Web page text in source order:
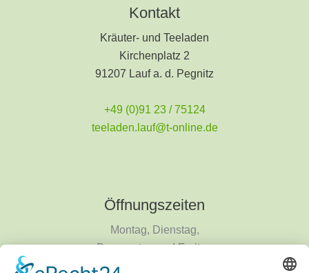
Kontakt
Kräuter- und Teeladen
Kirchenplatz 2
91207 Lauf a. d. Pegnitz
+49 (0)91 23 / 75124
teeladen.lauf@t-online.de
Öffnungszeiten
Montag, Dienstag,
Donnerstag und Freitag